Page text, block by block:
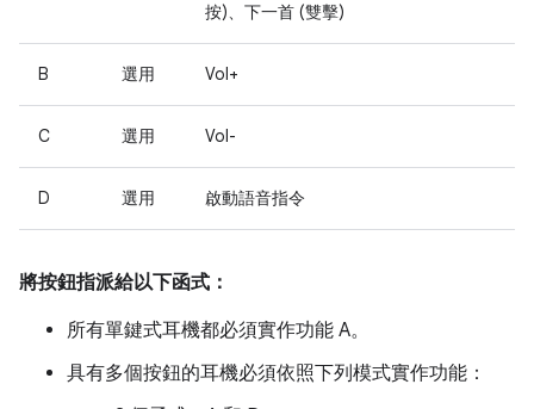
按)、下一首 (雙擊)
B 選用 Vol+
C 選用 Vol-
D 選用 啟動語音指令
將按鈕指派給以下函式：
所有單鍵式耳機都必須實作功能 A。
具有多個按鈕的耳機必須依照下列模式實作功能：